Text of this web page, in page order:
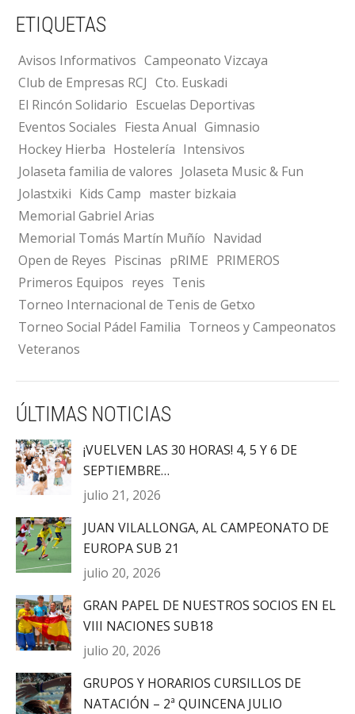
ETIQUETAS
Avisos Informativos Campeonato Vizcaya
Club de Empresas RCJ Cto. Euskadi
El Rincón Solidario Escuelas Deportivas
Eventos Sociales Fiesta Anual Gimnasio
Hockey Hierba Hostelería Intensivos
Jolaseta familia de valores Jolaseta Music & Fun
Jolastxiki Kids Camp master bizkaia
Memorial Gabriel Arias
Memorial Tomás Martín Muñío Navidad
Open de Reyes Piscinas pRIME PRIMEROS
Primeros Equipos reyes Tenis
Torneo Internacional de Tenis de Getxo
Torneo Social Pádel Familia Torneos y Campeonatos
Veteranos
ÚLTIMAS NOTICIAS
¡VUELVEN LAS 30 HORAS! 4, 5 Y 6 DE
SEPTIEMBRE…
julio 21, 2026
JUAN VILALLONGA, AL CAMPEONATO DE
EUROPA SUB 21
julio 20, 2026
GRAN PAPEL DE NUESTROS SOCIOS EN EL
VIII NACIONES SUB18
julio 20, 2026
GRUPOS Y HORARIOS CURSILLOS DE
NATACIÓN – 2ª QUINCENA JULIO